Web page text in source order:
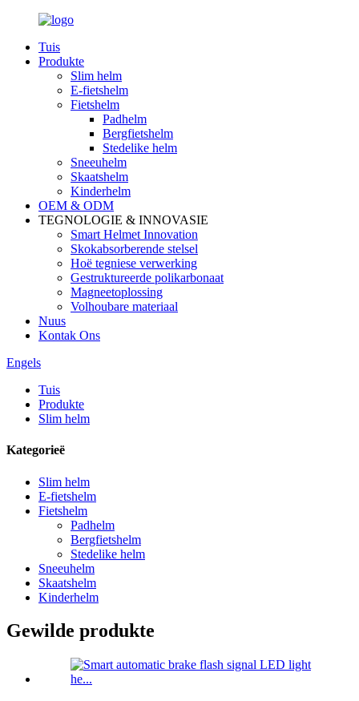
Tuis
Produkte
Slim helm
E-fietshelm
Fietshelm
Padhelm
Bergfietshelm
Stedelike helm
Sneeuhelm
Skaatshelm
Kinderhelm
OEM & ODM
TEGNOLOGIE & INNOVASIE
Smart Helmet Innovation
Skokabsorberende stelsel
Hoë tegniese verwerking
Gestruktureerde polikarbonaat
Magneetoplossing
Volhoubare materiaal
Nuus
Kontak Ons
Engels
Tuis
Produkte
Slim helm
Kategorieë
Slim helm
E-fietshelm
Fietshelm
Padhelm
Bergfietshelm
Stedelike helm
Sneeuhelm
Skaatshelm
Kinderhelm
Gewilde produkte